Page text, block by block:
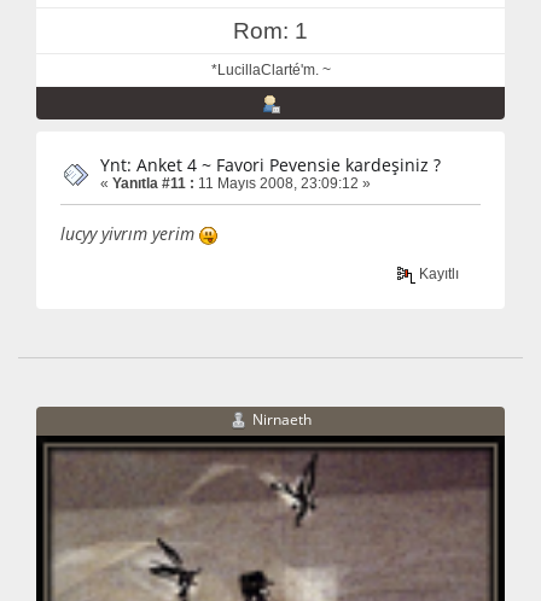
Rom: 1
*LucillaClarté'm. ~
Ynt: Anket 4 ~ Favori Pevensie kardeşiniz ?
« Yanıtla #11 : 11 Mayıs 2008, 23:09:12 »
lucyy yivrım yerim
Kayıtlı
Nirnaeth